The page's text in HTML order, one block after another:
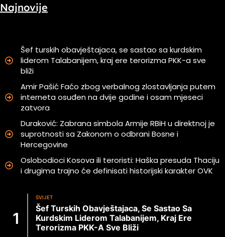
Najnovije
Šef turskih obavještajaca, se sastao sa kurdskim
liderom Talabanijem, kraj ere terorizma PKK-a sve
bliži
Amir Pašić Faćo zbog verbalnog zlostavljanja putem
interneta osuđen na dvije godine i osam mjeseci
zatvora
Duraković: Zabrana simbola Armije RBiH u direktnoj je
suprotnosti sa Zakonom o odbrani Bosne i
Hercegovine
Oslobodioci Kosova ili teroristi: Haška presuda Thaciju
i drugima trajno će definisati historijski karakter OVK
SVIJET
Šef Turskih Obavještajaca, Se Sastao Sa
Kurdskim Liderom Talabanijem, Kraj Ere
Terorizma PKK-A Sve Bliži